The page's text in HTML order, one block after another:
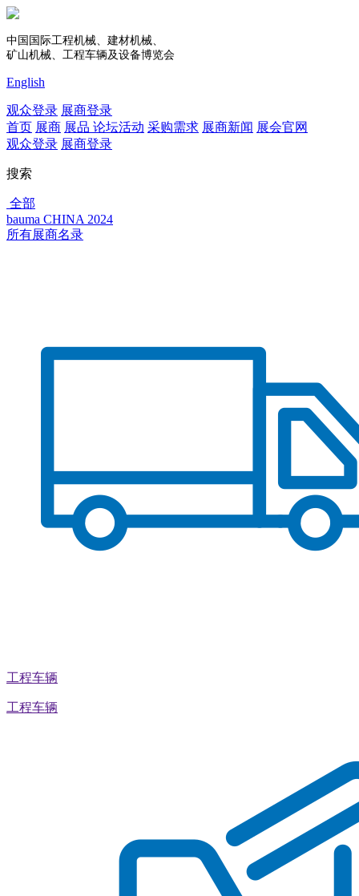
中国国际工程机械、建材机械、
矿山机械、工程车辆及设备博览会
English
观众登录 展商登录
首页 展商 展品 论坛活动 采购需求 展商新闻 展会官网
观众登录 展商登录
搜索
全部
bauma CHINA 2024
所有展商名录
工程车辆
工程车辆